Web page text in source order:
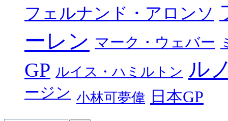
フェルナンド・アロンソ
ーレン マーク・ウェバー
GP ルイス・ハミルトン ル
ージン 小林可夢偉 日本GP